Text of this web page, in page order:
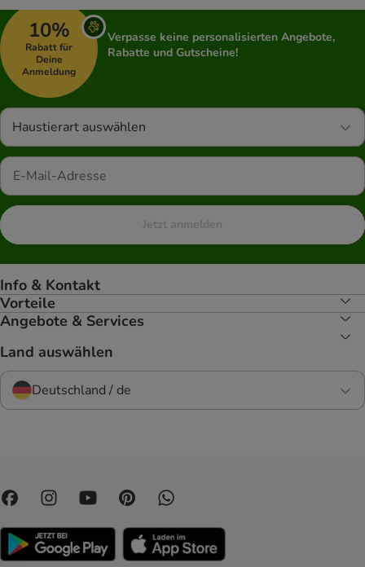
10%
Rabatt für
Deine
Anmeldung
Verpasse keine personalisierten Angebote,
Rabatte und Gutscheine!
Haustierart auswählen
Jetzt anmelden
Info & Kontakt
Vorteile
Angebote & Services
Land auswählen
Deutschland / de